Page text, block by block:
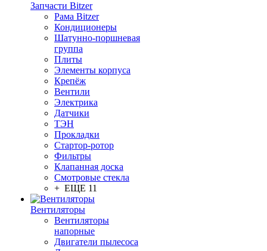
Запчасти Bitzer
Рама Bitzer
Кондиционеры
Шатунно-поршневая
группа
Плиты
Элементы корпуса
Крепёж
Вентили
Электрика
Датчики
ТЭН
Прокладки
Стартор-ротор
Фильтры
Клапанная доска
Смотровые стекла
+ ЕЩЕ 11
Вентиляторы
Вентиляторы
напорные
Двигатели пылесоса